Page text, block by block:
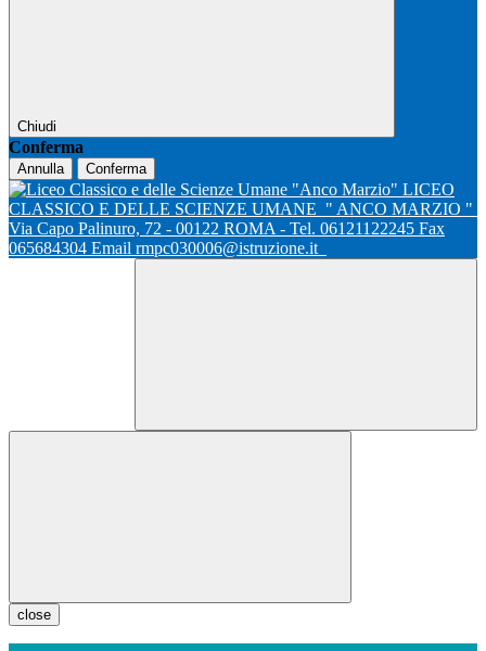
Chiudi
Conferma
Annulla Conferma
LICEO
CLASSICO E DELLE SCIENZE UMANE " ANCO MARZIO "
Via Capo Palinuro, 72 - 00122 ROMA - Tel. 06121122245 Fax
065684304 Email rmpc030006@istruzione.it
close